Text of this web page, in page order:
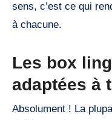
sens, c’est ce qui
à chacune.
Les box
adaptées à
Absolument ! La plupart des services de box lingerie